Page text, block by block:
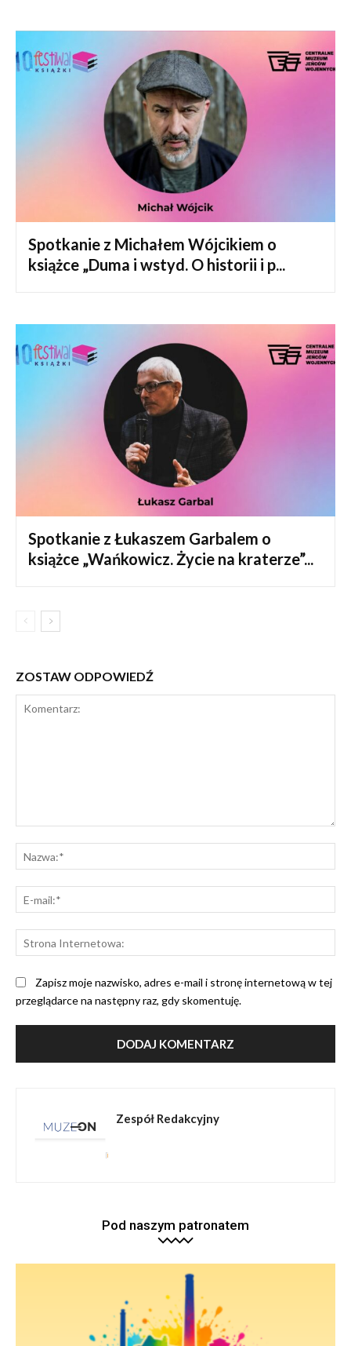
Spotkanie z Michałem Wójcikiem o
książce „Duma i wstyd. O historii i p...
Spotkanie z Łukaszem Garbalem o
książce „Wańkowicz. Życie na kraterze”...
ZOSTAW ODPOWIEDŹ
Zapisz moje nazwisko, adres e-mail i stronę internetową w tej
przeglądarce na następny raz, gdy skomentuję.
Zespół Redakcyjny
Pod naszym patronatem